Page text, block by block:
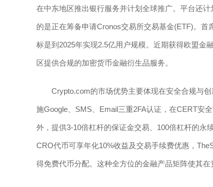
在中东地区推出银行服务并计划全球推广。平台还
的是正在筹备申请Cronos交易所交易基金(ETF)。
标是到2025年实现2.5亿用户规模。近期获得欧盟金
区提供合规的加密货币金融衍生品服务。
Crypto.com的市场优势主要体现在安全合规与
施Google、SMS、Email三重2FA认证，在CERT安
外，提供3-10倍杠杆的保证金交易、100倍杠杆的永
CRO代币可享年化10%收益及交易手续费优惠，
得免费代币分配。这种全方位的金融产品矩阵使其在